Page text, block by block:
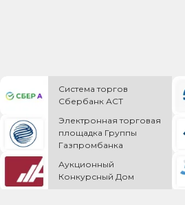
Система торгов
Сбербанк АСТ
Электронная торговая
площадка Группы
Газпромбанка
Аукционный
Конкурсный Дом